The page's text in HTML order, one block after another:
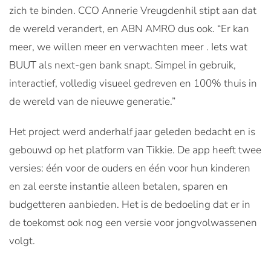
zich te binden. CCO Annerie Vreugdenhil stipt aan dat
de wereld verandert, en ABN AMRO dus ook. “Er kan
meer, we willen meer en verwachten meer . Iets wat
BUUT als next-gen bank snapt. Simpel in gebruik,
interactief, volledig visueel gedreven en 100% thuis in
de wereld van de nieuwe generatie.”
Het project werd anderhalf jaar geleden bedacht en is
gebouwd op het platform van Tikkie. De app heeft twee
versies: één voor de ouders en één voor hun kinderen
en zal eerste instantie alleen betalen, sparen en
budgetteren aanbieden. Het is de bedoeling dat er in
de toekomst ook nog een versie voor jongvolwassenen
volgt.